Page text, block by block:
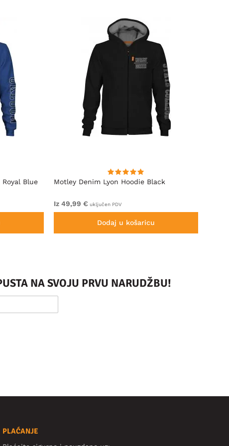
Blue Motley Denim Lyon Hoodie Black
Iz 49,99 € uključen PDV
Dodaj u košaricu
NA SVOJU PRVU NARUDŽBU!
PLAĆANJE